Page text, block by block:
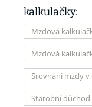
kalkulačky:
Mzdová
Mzdová
Srovnání mzdy v
Starobní důchod